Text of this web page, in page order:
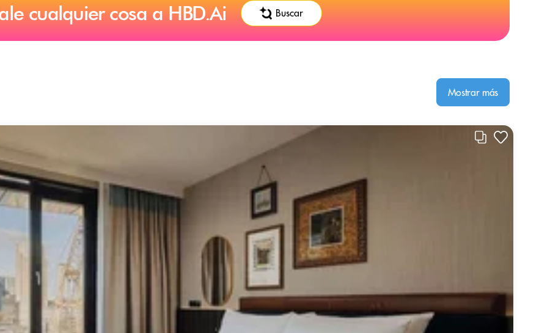
cualquier cosa a HBD.Ai Buscar
Mostrar más